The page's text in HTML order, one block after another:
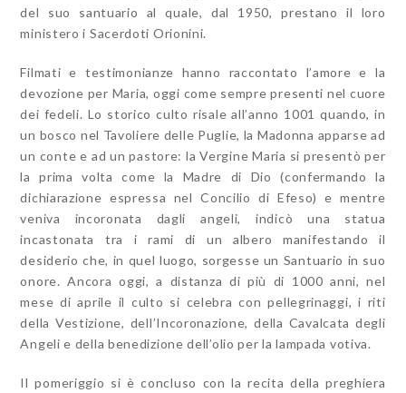
del suo santuario al quale, dal 1950, prestano il loro
ministero i Sacerdoti Orionini.
Filmati e testimonianze hanno raccontato l’amore e la
devozione per Maria, oggi come sempre presenti nel cuore
dei fedeli. Lo storico culto risale all’anno 1001 quando, in
un bosco nel Tavoliere delle Puglie, la Madonna apparse ad
un conte e ad un pastore: la Vergine Maria si presentò per
la prima volta come la Madre di Dio (confermando la
dichiarazione espressa nel Concilio di Efeso) e mentre
veniva incoronata dagli angeli, indicò una statua
incastonata tra i rami di un albero manifestando il
desiderio che, in quel luogo, sorgesse un Santuario in suo
onore. Ancora oggi, a distanza di più di 1000 anni, nel
mese di aprile il culto si celebra con pellegrinaggi, i riti
della Vestizione, dell’Incoronazione, della Cavalcata degli
Angeli e della benedizione dell’olio per la lampada votiva.
Il pomeriggio si è concluso con la recita della preghiera